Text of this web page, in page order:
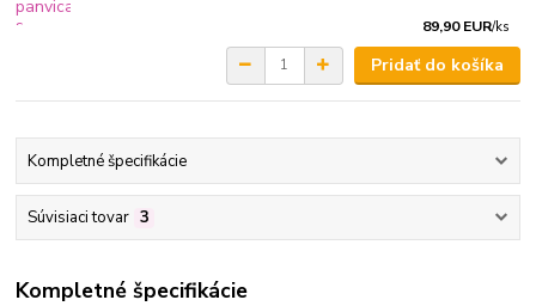
89,90 EUR/ks
Pridať do košíka
Kompletné špecifikácie
Súvisiaci tovar 3
Kompletné špecifikácie